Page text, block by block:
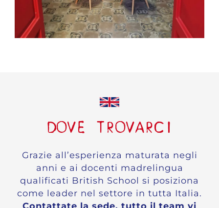
DOVE TROVARCI
Grazie all’esperienza maturata negli
anni e ai docenti madrelingua
qualificati British School si posiziona
come leader nel settore in tutta Italia.